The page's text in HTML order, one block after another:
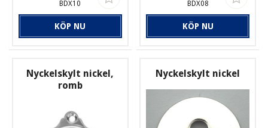
BDX10
KÖP NU
BDX08
KÖP NU
Nyckelskylt nickel,
romb
Nyckelskylt nickel